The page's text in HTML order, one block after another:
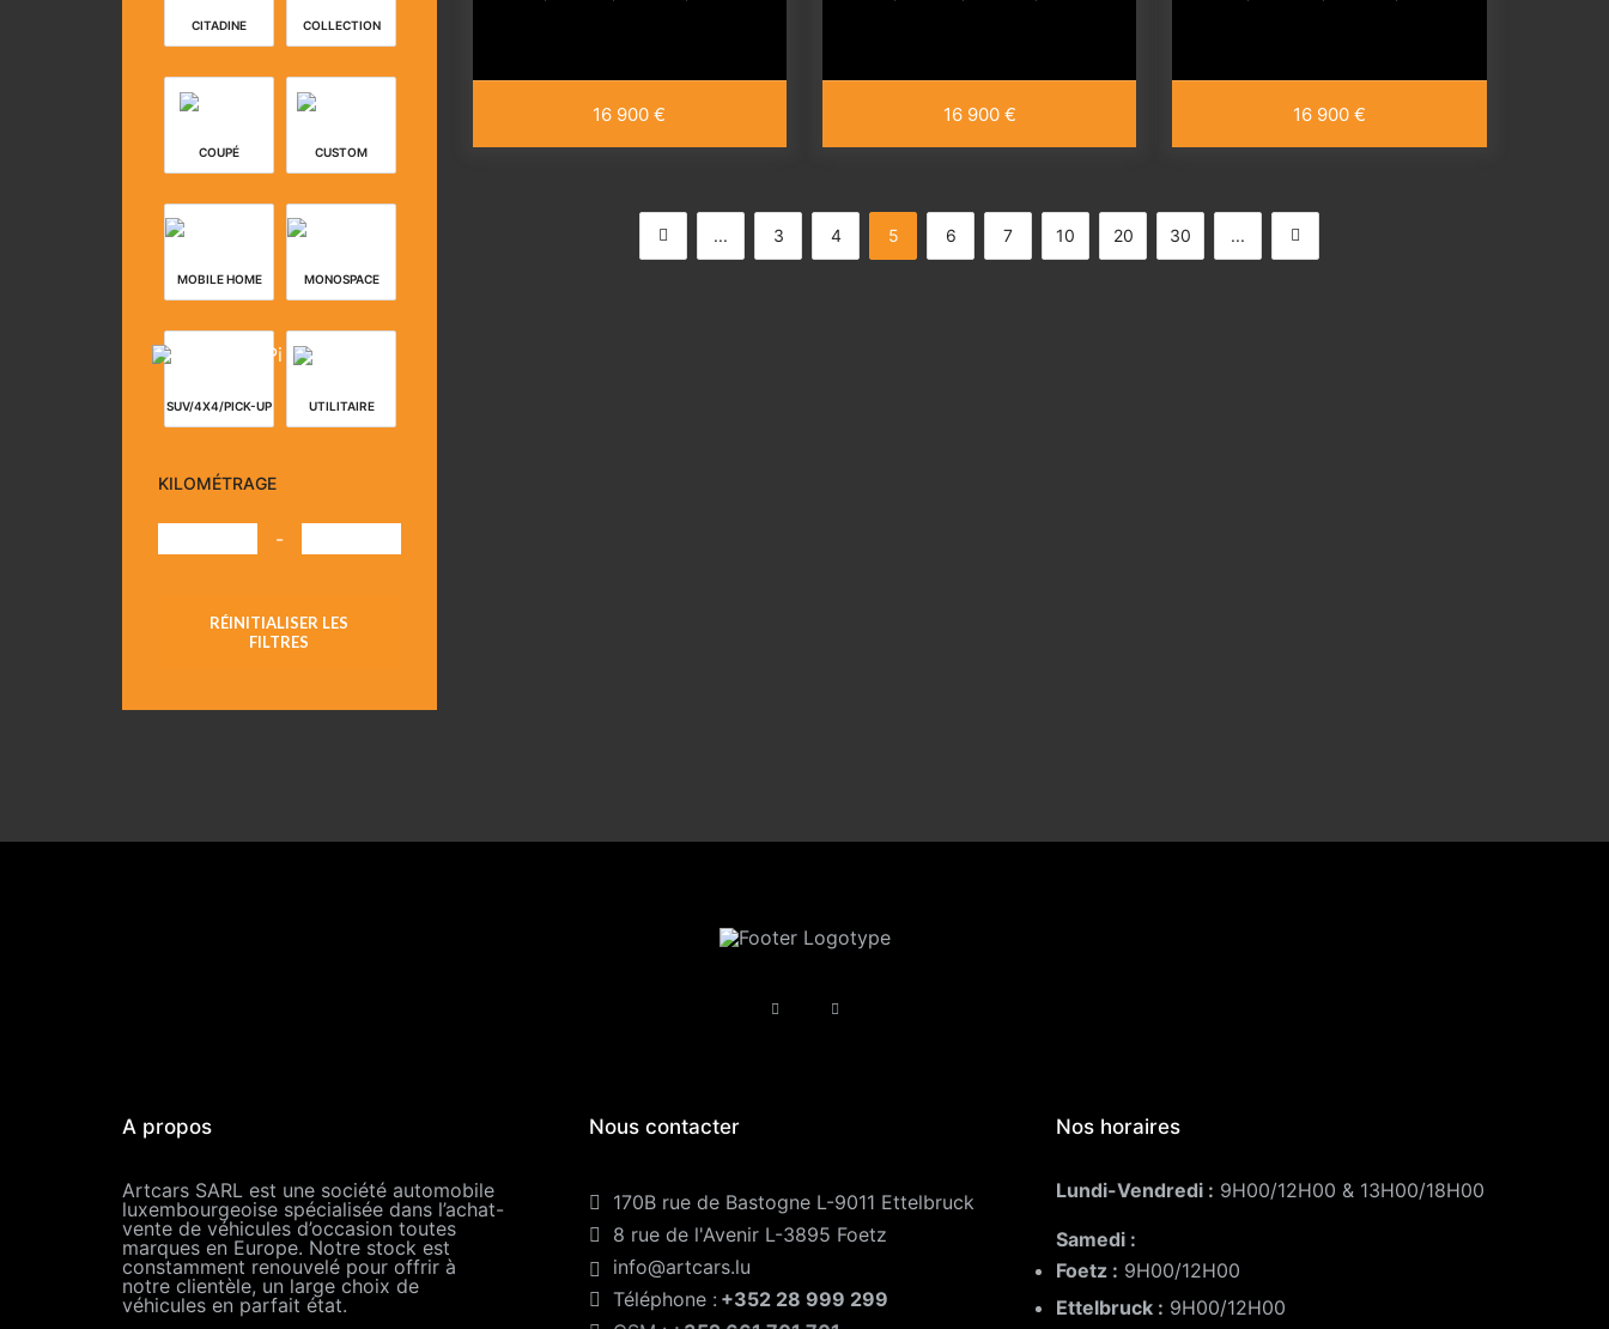
CITADINE COLLECTION
COUPÉ CUSTOM
MOBILE HOME MONOSPACE
SUV/4X4/PICK-UP UTILITAIRE
KILOMÉTRAGE
-
RÉINITIALISER LES
FILTRES
16 900 € 16 900 € 16 900 €
... 3 4 5 6 7 10 20 30 ...
A propos
Artcars SARL est une société automobile
luxembourgeoise spécialisée dans l’achat-
vente de véhicules d’occasion toutes
marques en Europe. Notre stock est
constamment renouvelé pour offrir à
notre clientèle, un large choix de
véhicules en parfait état.
Nous contacter
170B rue de Bastogne L-9011 Ettelbruck
8 rue de l'Avenir L-3895 Foetz
info@artcars.lu
Téléphone : +352 28 999 299
Nos horaires
Lundi-Vendredi : 9H00/12H00 & 13H00/18H00
Samedi :
Foetz : 9H00/12H00
Ettelbruck : 9H00/12H00